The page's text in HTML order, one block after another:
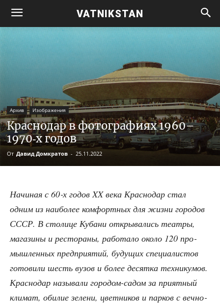
VATNIKSTAN
Архив Изображения
Краснодар в фотографиях 1960–
1970‑х годов
От Давид Домкратов - 25.11.2022
Начи­ная с 60‑х годов XX века Крас­но­дар стал
одним из наи­бо­лее ком­форт­ных для жиз­ни горо­дов
СССР. В сто­ли­це Куба­ни откры­ва­лись теат­ры,
мага­зи­ны и ресто­ра­ны, рабо­та­ло око­ло 120 про­
мыш­лен­ных пред­при­я­тий, буду­щих спе­ци­а­ли­стов
гото­ви­ли шесть вузов и более десят­ка тех­ни­ку­мов.
Крас­но­дар назы­ва­ли горо­дом-садом за при­ят­ный
кли­мат, оби­лие зеле­ни, цвет­ни­ков и пар­ков с веч­но­